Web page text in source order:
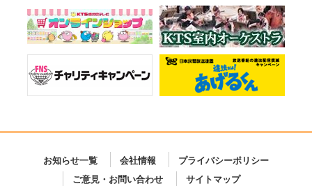
お知らせ一覧 会社情報
プライバシーポリシー
ご意見・お問い合わせ
サイトマップ